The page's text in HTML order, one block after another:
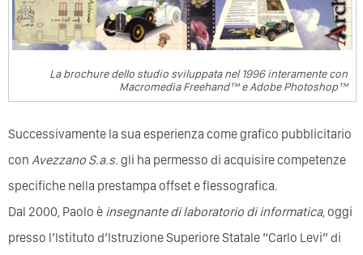
La brochure dello studio sviluppata nel 1996 interamente con
Macromedia Freehand™ e Adobe Photoshop™
Successivamente la sua esperienza come grafico pubblicitario
con Avezzano S.a.s. gli ha permesso di acquisire competenze
specifiche nella prestampa offset e flessografica.
Dal 2000, Paolo è insegnante di laboratorio di informatica, oggi
presso l’Istituto d’Istruzione Superiore Statale “Carlo Levi” di